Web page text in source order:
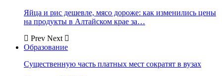
Яйца и рис дешевле, мясо дороже: как изменились цены
на продукты в Алтайском крае за…
Prev Next
Образование
Существенную часть платных мест сократят в вузах